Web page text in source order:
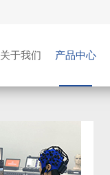
关于我们 产品中心